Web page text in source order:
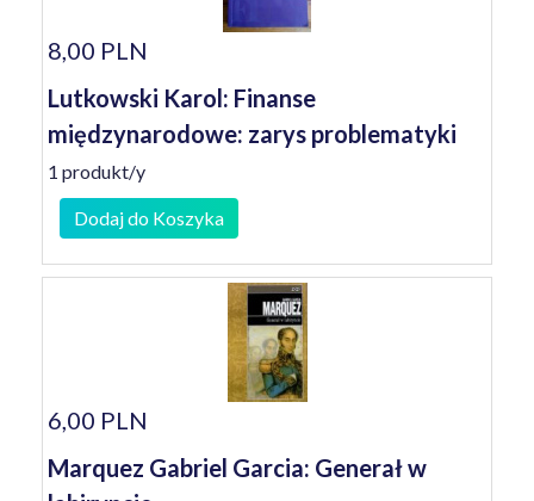
8,00 PLN
Lutkowski Karol: Finanse
międzynarodowe: zarys problematyki
1 produkt/y
Dodaj do Koszyka
6,00 PLN
Marquez Gabriel Garcia: Generał w